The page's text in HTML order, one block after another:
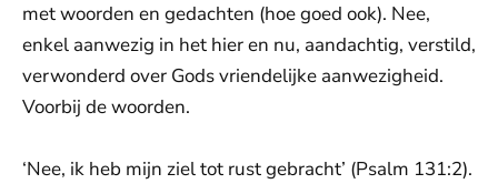
met woorden en gedachten (hoe goed ook). Nee,
enkel aanwezig in het hier en nu, aandachtig, verstild,
verwonderd over Gods vriendelijke aanwezigheid.
Voorbij de woorden.
‘Nee, ik heb mijn ziel tot rust gebracht’ (Psalm 131:2).